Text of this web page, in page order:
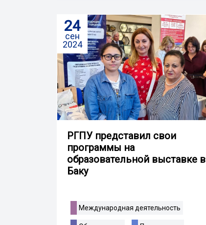
24
сен
2024
РГПУ представил свои
программы на
образовательной выставке в
Баку
Международная деятельность